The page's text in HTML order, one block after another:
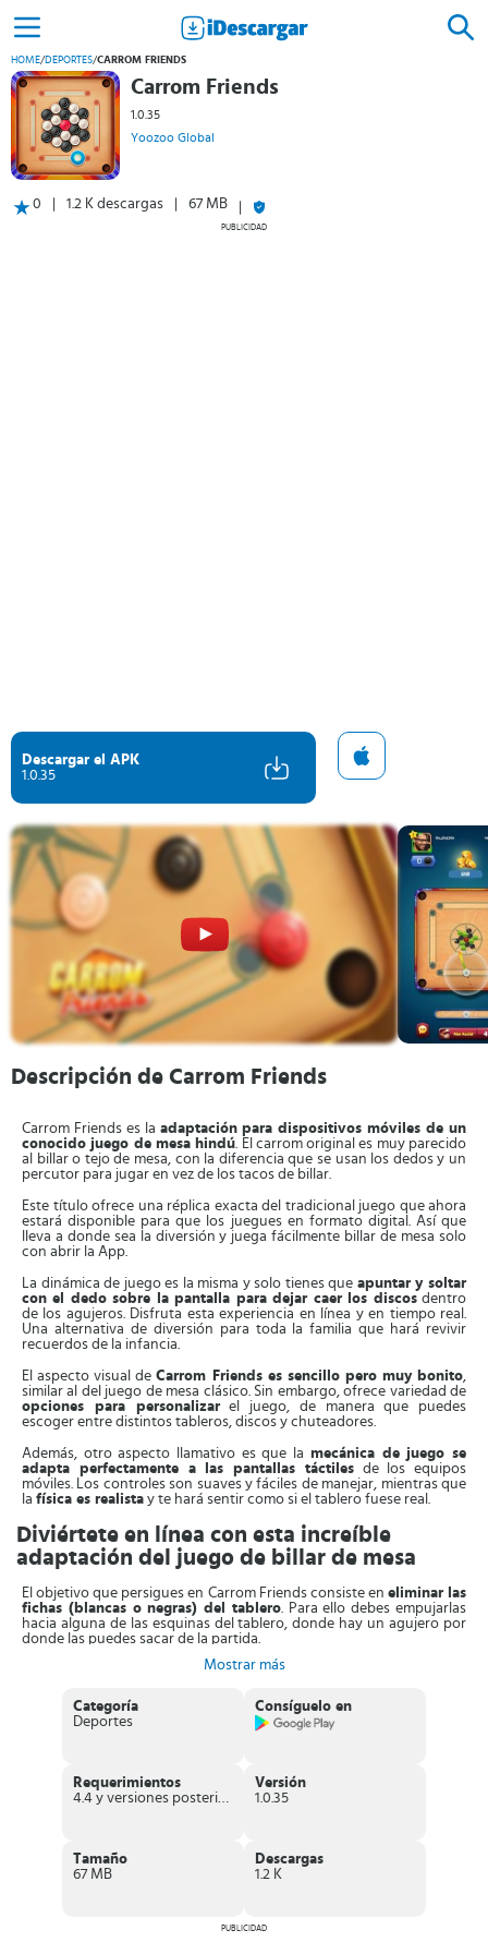
HOME/DEPORTES/CARROM FRIENDS
Carrom Friends
1.0.35
Yoozoo Global
0 1.2 K descargas 67 MB
PUBLICIDAD
Descargar el APK
1.0.35
Descripción de Carrom Friends
Carrom Friends es la adaptación para dispositivos móviles de un
conocido juego de mesa hindú. El carrom original es muy parecido
al billar o tejo de mesa, con la diferencia que se usan los dedos y un
percutor para jugar en vez de los tacos de billar.
Este título ofrece una réplica exacta del tradicional juego que ahora
estará disponible para que los juegues en formato digital. Así que
lleva a donde sea la diversión y juega fácilmente billar de mesa solo
con abrir la App.
La dinámica de juego es la misma y solo tienes que apuntar y soltar
con el dedo sobre la pantalla para dejar caer los discosdentro
de los agujeros. Disfruta esta experiencia en línea y en tiempo real.
Una alternativa de diversión para toda la familia que hará revivir
recuerdos de la infancia.
El aspecto visual deCarrom Friends es sencillo pero muy bonito,
similar al del juego de mesa clásico. Sin embargo, ofrece variedad de
opciones para personalizarel juego, de manera que puedes
escoger entre distintos tableros, discos y chuteadores.
Además, otro aspecto llamativo es que la mecánica de juego se
adapta perfectamente a las pantallas táctilesde los equipos
móviles. Los controles son suaves y fáciles de manejar, mientras que
la física es realista y te hará sentir como si el tablero fuese real.
Diviértete en línea con esta increíble
adaptación del juego de billar de mesa
El objetivo que persigues en Carrom Friends consiste en eliminar las
fichas (blancas o negras) del tablero. Para ello debes empujarlas
hacia alguna de las esquinas del tablero, donde hay un agujero por
donde las puedes sacar de la partida.
La versión digital de Carrom ofrecevarias modalidades de juego
azar. También puedes escoger el modo multijugador o 2 Vs 2
donde un equipo con dos jugadores se enfrenta contra otro equipo
con un par de contrincantes. Esta última forma de juego también es
Al comenzar la partida, se les indica a los jugadores las fichas que
deben eliminar. Para jugar solo debesdeslizar el dedo hacia la
derecha y la izquierda para establecer la posición de la ficha
hacia atrás para que coja impulso.
IOS y Android.
Mostrar más
Categoría
Deportes
Consíguelo en
Requerimientos
4.4 y versiones posteriores
Versión
1.0.35
Tamaño
67 MB
Descargas
1.2 K
PUBLICIDAD